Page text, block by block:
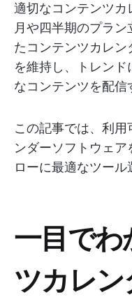
適切なコンテンツカ
月や四半期のプラ
たコンテンツカレ
を維持し、トレン
なコンテンツを配信
この記事では、利
ンダーソフトウェ
ローに最適なツール
一目で
ツカレン